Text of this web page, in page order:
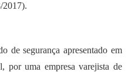
2017).
de segurança apresentado em
por uma empresa varejista de